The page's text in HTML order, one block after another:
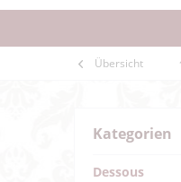
Übersicht
Kategorien
Dessous